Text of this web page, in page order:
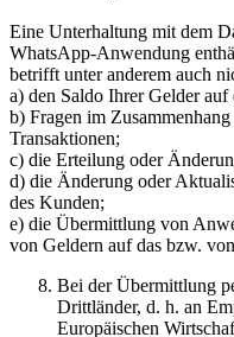
Eine Unterhaltung mit dem
WhatsApp-Anwendung
betrifft unter anderem auch
a) den Saldo Ihrer Gelder
b) Fragen im
Transaktionen;
c) die Erteilung oder
d) die Änderung oder
des Kunden;
e) die Übermittlung von
von Geldern auf das bzw.
Bei der Übermittlung
Drittländer, d. h. an
Europäischen